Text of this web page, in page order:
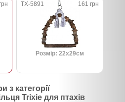
TX-5891 161 грн
Розмір: 22х29см
з категорії
Trixie для птахів